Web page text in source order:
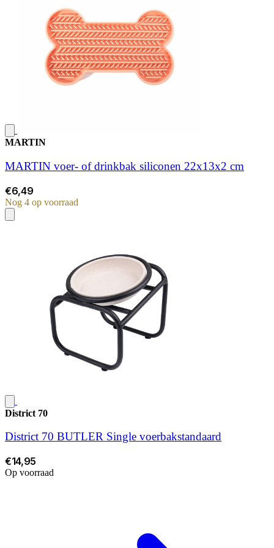
MARTIN
MARTIN voer- of drinkbak siliconen 22x13x2 cm
€6,49
Nog 4 op voorraad
District 70
District 70 BUTLER Single voerbakstandaard
€14,95
Op voorraad